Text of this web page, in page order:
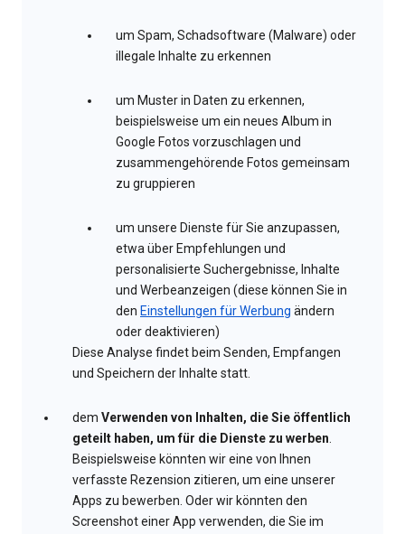
um Spam, Schadsoftware (Malware) oder
illegale Inhalte zu erkennen
um Muster in Daten zu erkennen,
beispielsweise um ein neues Album in
Google Fotos vorzuschlagen und
zusammengehörende Fotos gemeinsam
zu gruppieren
um unsere Dienste für Sie anzupassen,
etwa über Empfehlungen und
personalisierte Suchergebnisse, Inhalte
und Werbeanzeigen (diese können Sie in
den Einstellungen für Werbung ändern
oder deaktivieren)
Diese Analyse findet beim Senden, Empfangen
und Speichern der Inhalte statt.
dem Verwenden von Inhalten, die Sie öffentlich
geteilt haben, um für die Dienste zu werben.
Beispielsweise könnten wir eine von Ihnen
verfasste Rezension zitieren, um eine unserer
Apps zu bewerben. Oder wir könnten den
Screenshot einer App verwenden, die Sie im